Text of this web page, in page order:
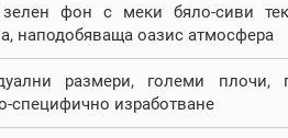
фон с меки бяло-сиви
наподобяваща оазис атмосфера
размери, големи
специфично изработване